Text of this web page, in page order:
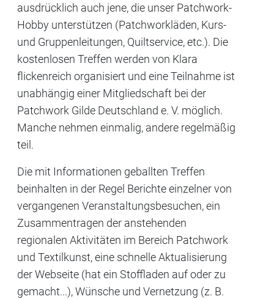
ausdrücklich auch jene, die unser Patchwork-
Hobby unterstützen (Patchworkläden, Kurs-
und Gruppenleitungen, Quiltservice, etc.). Die
kostenlosen Treffen werden von Klara
flickenreich organisiert und eine Teilnahme ist
unabhängig einer Mitgliedschaft bei der
Patchwork Gilde Deutschland e. V. möglich.
Manche nehmen einmalig, andere regelmäßig
teil.
Die mit Informationen geballten Treffen
beinhalten in der Regel Berichte einzelner von
vergangenen Veranstaltungsbesuchen, ein
Zusammentragen der anstehenden
regionalen Aktivitäten im Bereich Patchwork
und Textilkunst, eine schnelle Aktualisierung
der Webseite (hat ein Stoffladen auf oder zu
gemacht...), Wünsche und Vernetzung (z. B.